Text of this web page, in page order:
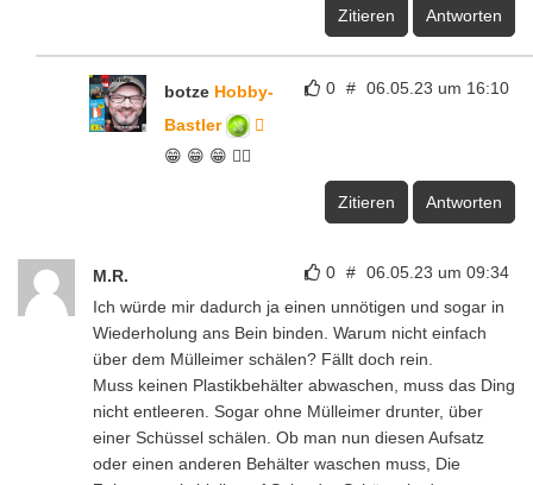
Zitieren Antworten
0 # 06.05.23 um 16:10
botze Hobby-
Bastler
😁 😁 😁 👍🏻
Zitieren Antworten
0 # 06.05.23 um 09:34
M.R.
Ich würde mir dadurch ja einen unnötigen und sogar in
Wiederholung ans Bein binden. Warum nicht einfach
über dem Mülleimer schälen? Fällt doch rein.
Muss keinen Plastikbehälter abwaschen, muss das Ding
nicht entleeren. Sogar ohne Mülleimer drunter, über
einer Schüssel schälen. Ob man nun diesen Aufsatz
oder einen anderen Behälter waschen muss, Die